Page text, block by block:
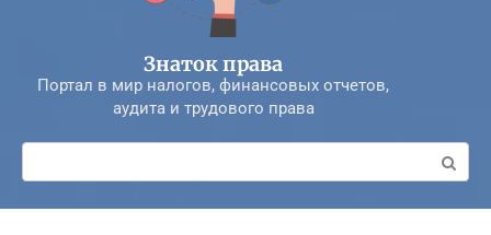
Знаток права
Портал в мир налогов, финансовых отчетов,
аудита и трудового права
Поиск: